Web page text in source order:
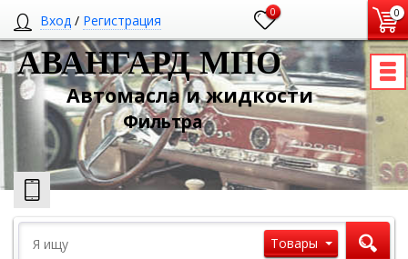
Вход / Регистрация 0 0
АВАНГАРД МПО
Автомасла и жидкости
Фильтра
Товары